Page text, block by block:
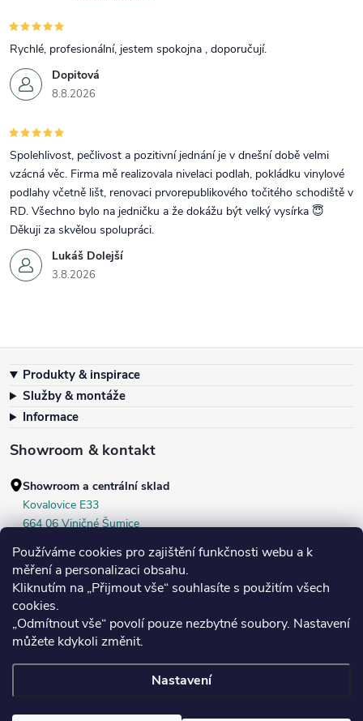
Používáme cookies pro zajištění funkčnosti webu a k
měření a personalizaci obsahu.
Kliknutím na „Přijmout vše“ souhlasíte s použitím všech
cookies.
„Odmítnout vše“ povolí pouze nezbytné soubory. Nastavení
můžete kdykoli změnit.
Nastavení
Dopitová
8.8.2026
Rychlé, profesionální, jestem spokojna , doporučují.
Lukáš Dolejší
3.8.2026
Spolehlivost, pečlivost a pozitivní jednání je v dnešní době velmi
vzácná věc. Firma mě realizovala nivelaci podlah, pokládku vinylové
podlahy včetně lišt, renovaci prvorepublikového točitého schodiště v
RD. Všechno bylo na jedničku a že dokážu být velký vysírka 😇
Děkuji za skvělou spolupráci.
Produkty & inspirace
Služby & montáže
Informace
Showroom & kontakt
Showroom a centrální sklad
Kovalovice E33
664 06 Viničné Šumice
+420 604 536 499
Po–Pá:7:30–16:00
Středa:
Sobota:8:00–10:00